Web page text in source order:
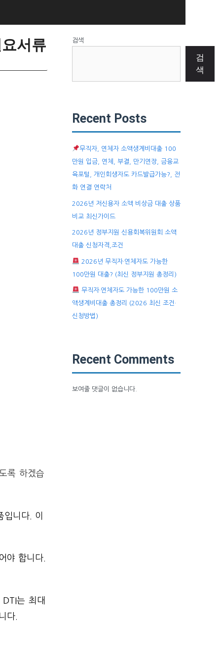
서류
록 하겠습
니다. 이
야 합니다.
는 최대
다.
검색
검
색
Recent Posts
무직자, 연체자 소액생계비대출 100
만원 입금, 연체, 부결, 만기연장, 금융교
육포털, 개인회생자도 카드발급가능?, 전
화 연결 연락처
2026년 저신용자 소액 비상금 대출 상품
비교 최신가이드
2026년 정부지원 신용회복위원회 소액
대출 신청자격,조건
2026년 무직자·연체자도 가능한
100만원 대출? (최신 정부지원 총정리)
무직자·연체자도 가능한 100만원 소
액생계비대출 총정리 (2026 최신 조건·
신청방법)
Recent Comments
보여줄 댓글이 없습니다.